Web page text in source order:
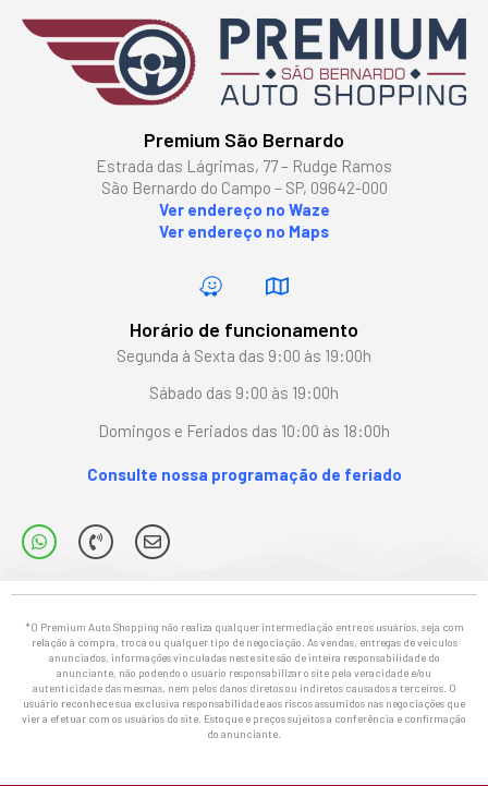
Premium São Bernardo
Estrada das Lágrimas, 77 – Rudge Ramos
São Bernardo do Campo – SP, 09642-000
Ver endereço no Waze
Ver endereço no Maps
Horário de funcionamento
Segunda à Sexta das 9:00 às 19:00h
Sábado das 9:00 às 19:00h
Domingos e Feriados das 10:00 às 18:00h
Consulte nossa programação de feriado
*O Premium Auto Shopping não realiza qualquer intermediação entre os usuários, seja com
relação à compra, troca ou qualquer tipo de negociação. As vendas, entregas de veículos
anunciados, informações vinculadas neste site são de inteira responsabilidade do
anunciante, não podendo o usuário responsabilizar o site pela veracidade e/ou
autenticidade das mesmas, nem pelos danos diretos ou indiretos causados a terceiros. O
usuário reconhece sua exclusiva responsabilidade aos riscos assumidos nas negociações que
vier a efetuar com os usuários do site. Estoque e preços sujeitos a conferência e confirmação
do anunciante.